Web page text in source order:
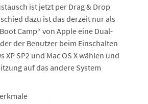
ist jetzt per Drag & Drop
dazu ist das derzeit nur als
Camp“ von Apple eine Dual-
der Benutzer beim Einschalten
XP SP2 und Mac OS X wählen und
auf das andere System